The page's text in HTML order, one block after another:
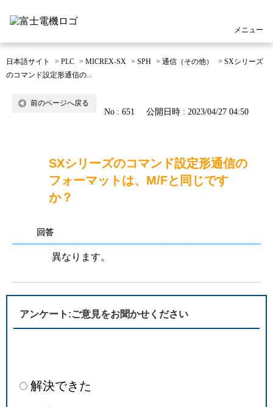
メニュー
日本語サイト > PLC > MICREX-SX > SPH > 通信（その他） > SXシリーズ
のコマンド設定形通信の...
前のページへ戻る
No : 651 公開日時 : 2023/04/27 04:50
SXシリーズのコマンド設定形通信の
フォーマットは、M/Fと同じです
か？
回答
異なります。
アンケート:ご意見をお聞かせください
解決できた